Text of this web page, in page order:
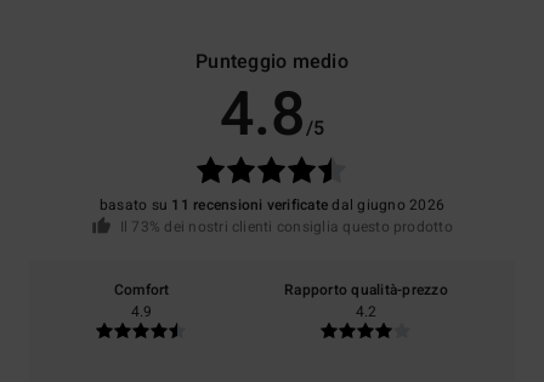
Punteggio medio
4.8/5
basato su 11 recensioni verificatedal giugno 2026
Il 73% dei nostri clienti consiglia questo prodotto
Comfort
4.9
Rapporto qualità-prezzo
4.2